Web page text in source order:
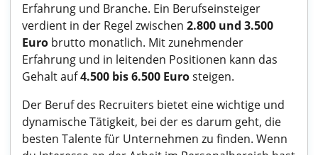
Erfahrung und Branche. Ein Berufseinsteiger
verdient in der Regel zwischen 2.800 und 3.500
Euro brutto monatlich. Mit zunehmender
Erfahrung und in leitenden Positionen kann das
Gehalt auf4.500 bis 6.500 Eurosteigen.
Der Beruf des Recruiters bietet eine wichtige und
dynamische Tätigkeit, bei der es darum geht, die
besten Talente für Unternehmen zu finden. Wenn